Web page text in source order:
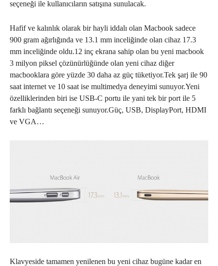
seçeneği ile kullanıcıların satışına sunulacak.
Hafif ve kalınlık olarak bir hayli iddalı olan Macbook sadece
900 gram ağırlığında ve 13.1 mm inceliğinde olan cihaz 17.3
mm inceliğinde oldu.12 inç ekrana sahip olan bu yeni macbook
3 milyon piksel çözünürlüğünde olan yeni cihaz diğer
macbooklara göre yüzde 30 daha az güç tüketiyor.Tek şarj ile 90
saat internet ve 10 saat ise multimedya deneyimi sunuyor.Yeni
özelliklerinden biri ise USB-C portu ile yani tek bir port ile 5
farklı bağlantı seçeneği sunuyor.Güç, USB, DisplayPort, HDMI
ve VGA…
Klavyeside tamamen yenilenen bu yeni cihaz bugüne kadar en